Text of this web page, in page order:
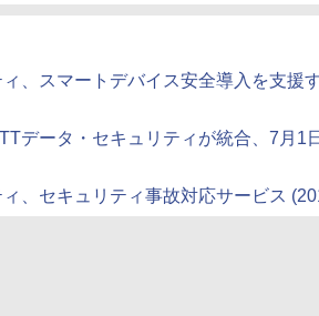
、スマートデバイス安全導入を支援
データ・セキュリティが統合、7月1
、セキュリティ事故対応サービス